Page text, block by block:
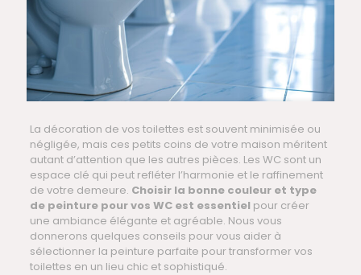
La décoration de vos toilettes est souvent minimisée ou
négligée, mais ces petits coins de votre maison méritent
autant d’attention que les autres pièces. Les WC sont un
espace clé qui peut refléter l’harmonie et le raffinement
de votre demeure. Choisir la bonne couleur et type
de peinture pour vos WC est essentiel pour créer
une ambiance élégante et agréable. Nous vous
donnerons quelques conseils pour vous aider à
sélectionner la peinture parfaite pour transformer vos
toilettes en un lieu chic et sophistiqué.